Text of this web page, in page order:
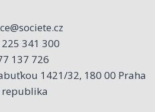
341 300
137 726
1421/32, 180 00 Praha
republika